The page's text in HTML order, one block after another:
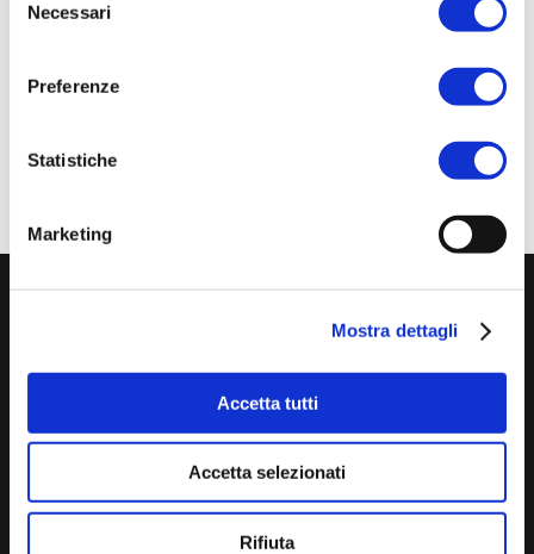
delNecessari
Preferenze
Statistiche
Marketing
Mostra dettagli
Accetta tutti
Accetta selezionati
Rifiuta
A1. 151/250. Non vediamo l’ora di incontrarvi e di
maggiori informazioni visitate il
della fiera.
B-Plas sbrl via Gessi, 16 48022 Lugo (RA) Tel.
0545.20611 info@b-plas.it